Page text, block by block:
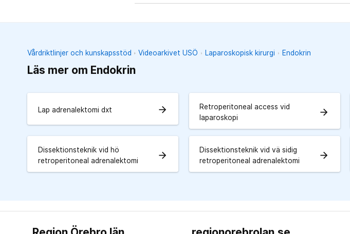
Vårdriktlinjer och kunskapsstöd Videoarkivet USÖ Laparoskopisk kirurgi Endokrin
Läs mer om Endokrin
Lap adrenalektomi dxt arrow_forward
Retroperitoneal access vid
laparoskopi
arrow_forward
Dissektionsteknik vid hö
retroperitoneal adrenalektomi
arrow_forward
Dissektionsteknik vid vä sidig
retroperitoneal adrenalektomi
arrow_forward